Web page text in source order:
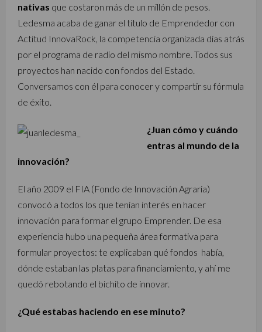
nativas que costaron más de un millón de pesos.
Ledesma acaba de ganar el título de Emprendedor con
Actitud InnovaRock, la competencia organizada días atrás
por el programa de radio del mismo nombre. Todos sus
proyectos han nacido con fondos del Estado.
Conversamos con él para conocer y compartir su fórmula
de éxito.
¿Juan cómo y cuándo
entras al mundo de la
innovación?
El año 2009 el FIA (Fondo de Innovación Agraria)
convocó a todos los que tenían interés en hacer
innovación para formar el grupo Emprender. De esa
experiencia hubo una pequeña área formativa para
formular proyectos: te explicaban qué fondos había,
dónde estaban las platas para financiamiento, y ahí me
quedó rebotando el bichito de innovar.
¿Qué estabas haciendo en ese minuto?